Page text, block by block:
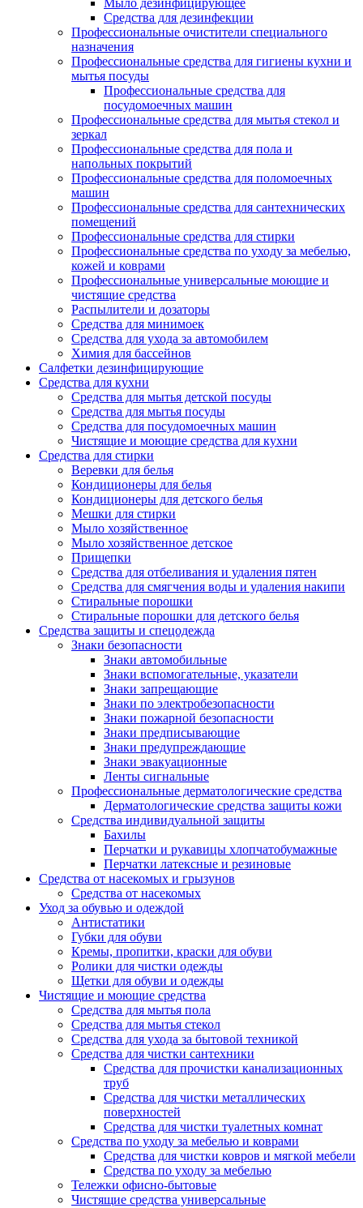
Мыло дезинфицирующее
Средства для дезинфекции
Профессиональные очистители специального
назначения
Профессиональные средства для гигиены кухни и
мытья посуды
Профессиональные средства для
посудомоечных машин
Профессиональные средства для мытья стекол и
зеркал
Профессиональные средства для пола и
напольных покрытий
Профессиональные средства для поломоечных
машин
Профессиональные средства для сантехнических
помещений
Профессиональные средства для стирки
Профессиональные средства по уходу за мебелью,
кожей и коврами
Профессиональные универсальные моющие и
чистящие средства
Распылители и дозаторы
Средства для минимоек
Средства для ухода за автомобилем
Химия для бассейнов
Салфетки дезинфицирующие
Средства для кухни
Средства для мытья детской посуды
Средства для мытья посуды
Средства для посудомоечных машин
Чистящие и моющие средства для кухни
Средства для стирки
Веревки для белья
Кондиционеры для белья
Кондиционеры для детского белья
Мешки для стирки
Мыло хозяйственное
Мыло хозяйственное детское
Прищепки
Средства для отбеливания и удаления пятен
Средства для смягчения воды и удаления накипи
Стиральные порошки
Стиральные порошки для детского белья
Средства защиты и спецодежда
Знаки безопасности
Знаки автомобильные
Знаки вспомогательные, указатели
Знаки запрещающие
Знаки по электробезопасности
Знаки пожарной безопасности
Знаки предписывающие
Знаки предупреждающие
Знаки эвакуационные
Ленты сигнальные
Профессиональные дерматологические средства
Дерматологические средства защиты кожи
Средства индивидуальной защиты
Бахилы
Перчатки и рукавицы хлопчатобумажные
Перчатки латексные и резиновые
Средства от насекомых и грызунов
Средства от насекомых
Уход за обувью и одеждой
Антистатики
Губки для обуви
Кремы, пропитки, краски для обуви
Ролики для чистки одежды
Щетки для обуви и одежды
Чистящие и моющие средства
Средства для мытья пола
Средства для мытья стекол
Средства для ухода за бытовой техникой
Средства для чистки сантехники
Средства для прочистки канализационных
труб
Средства для чистки металлических
поверхностей
Средства для чистки туалетных комнат
Средства по уходу за мебелью и коврами
Средства для чистки ковров и мягкой мебели
Средства по уходу за мебелью
Тележки офисно-бытовые
Чистящие средства универсальные